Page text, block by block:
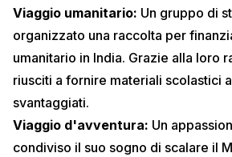
Viaggio umanitario: Un gruppo di
organizzato una raccolta per
umanitario in India. Grazie alla loro
riusciti a fornire materiali scolastici
svantaggiati.
Viaggio d'avventura: Un
condiviso il suo sogno di scalare il